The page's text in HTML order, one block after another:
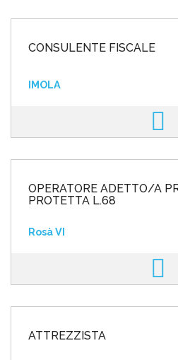
CONSULENTE FISCALE
IMOLA
OPERATORE ADETTO/A
PROTETTA L.68
Rosà VI
ATTREZZISTA